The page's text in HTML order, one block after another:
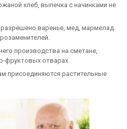
хлеб, выпечка с начинками не
варенье, мед, мармелад.
производства на сметане,
фруктовых отварах.
присоединяются растительные